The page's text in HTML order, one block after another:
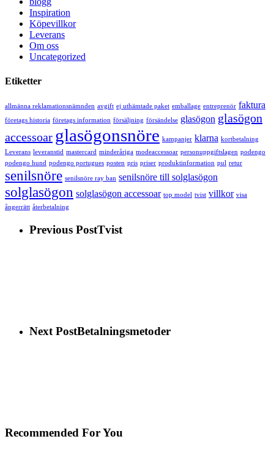
Inspiration
Köpevillkor
Leverans
Om oss
Uncategorized
Etiketter
allmänna reklamationsnämnden avgift ej uthämtade paket emballage entreprenör faktura
företags historia företags information försäljning försändelse glasögon glasögon
accessoar glasögonsnöre kampanjer klarna kortbetalning
Leverans leveranstid mastercard minderåriga modeaccessoar personuppgiftslagen podengo
podengo hund podengo portugues posten pris priser produktinformation pul retur
senilsnöre senilsnöre ray ban senilsnöre till solglasögon
solglasögon solglasögon accessoar top model tvist villkor visa
ångerrätt återbetalning
Previous PostTvist
Next PostBetalningsmetoder
Recommended For You